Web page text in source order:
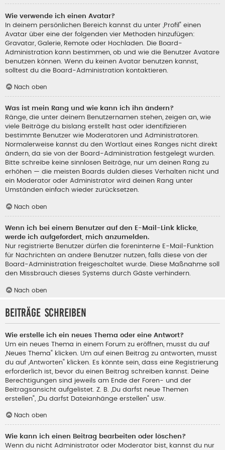
Wie verwende ich einen Avatar?
In deinem persönlichen Bereich kannst du unter „Profil“ einen
Avatar über eine der folgenden vier Methoden hinzufügen:
Gravatar, Galerie, Remote oder Hochladen. Die Board-
Administration kann bestimmen, ob und wie die Benutzer Avatare
benutzen können. Wenn du keinen Avatar benutzen kannst,
solltest du die Board-Administration kontaktieren.
Nach oben
Was ist mein Rang und wie kann ich ihn ändern?
Ränge, die unter deinem Benutzernamen stehen, zeigen an, wie
viele Beiträge du bislang erstellt hast oder identifizieren
bestimmte Benutzer wie Moderatoren und Administratoren.
Normalerweise kannst du den Wortlaut eines Ranges nicht direkt
ändern, da sie von der Board-Administration festgelegt wurden.
Bitte schreibe keine sinnlosen Beiträge, nur um deinen Rang zu
erhöhen — die meisten Boards dulden dieses Verhalten nicht und
ein Moderator oder Administrator wird deinen Rang unter
Umständen einfach wieder zurücksetzen.
Nach oben
Wenn ich bei einem Benutzer auf den E-Mail-Link klicke,
werde ich aufgefordert, mich anzumelden.
Nur registrierte Benutzer dürfen die foreninterne E-Mail-Funktion
für Nachrichten an andere Benutzer nutzen, falls diese von der
Board-Administration freigeschaltet wurde. Diese Maßnahme soll
den Missbrauch dieses Systems durch Gäste verhindern.
Nach oben
Beiträge schreiben
Wie erstelle ich ein neues Thema oder eine Antwort?
Um ein neues Thema in einem Forum zu eröffnen, musst du auf
„Neues Thema“ klicken. Um auf einen Beitrag zu antworten, musst
du auf „Antworten“ klicken. Es könnte sein, dass eine Registrierung
erforderlich ist, bevor du einen Beitrag schreiben kannst. Deine
Berechtigungen sind jeweils am Ende der Foren- und der
Beitragsansicht aufgelistet. Z. B. „Du darfst neue Themen
erstellen“, „Du darfst Dateianhänge erstellen“ usw.
Nach oben
Wie kann ich einen Beitrag bearbeiten oder löschen?
Wenn du nicht Administrator oder Moderator bist, kannst du nur